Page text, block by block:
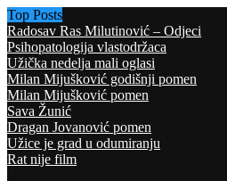
Top Posts
Radosav Ras Milutinović – Odjeci
Psihopatologija vlastodržaca
Užička nedelja mali oglasi
Milan Mijušković godišnji pomen
Milan Mijušković pomen
Sava Žunić
Dragan Jovanović pomen
Užice je grad u odumiranju
Rat nije film